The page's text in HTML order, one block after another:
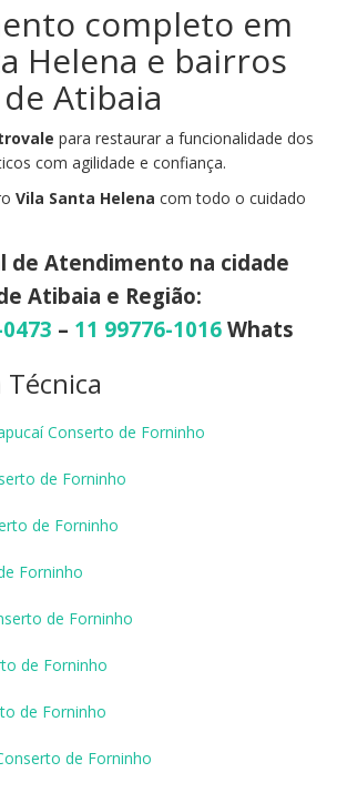
completo em
Helena e bairros
Atibaia
para restaurar a funcionalidade dos
com agilidade e confiança.
Vila Santa Helena com todo o cuidado
de Atendimento na cidade
Atibaia e Região:
– 11 99776-1016Whats
Conserto de Forninho
de Forninho
de Forninho
Forninho
de Forninho
de Forninho
de Forninho
de Forninho